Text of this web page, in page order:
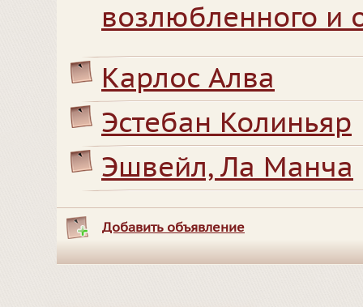
возлюбленного и
Карлос Алва
Эстебан Колиньяр
Эшвейл, Ла Манча
Добавить объявление